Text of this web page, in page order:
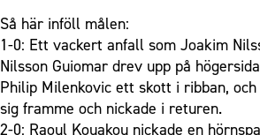
Så här inföll målen:
1-0: Ett vackert anfall som Joakim
Nilsson Guiomar drev upp på
Philip Milenkovic ett skott i ribban,
sig framme och nickade i returen.
2-0: Raoul Kouakou nickade en